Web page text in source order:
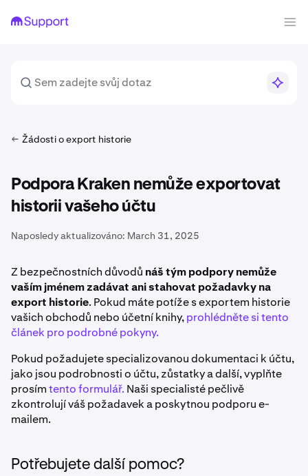
Žádosti o export historie
Podpora Kraken nemůže exportovat
historii vašeho účtu
Naposledy aktualizováno: March 31, 2025
Z bezpečnostních důvodů náš tým podpory nemůže
vaším jménem zadávat ani stahovat požadavky na
export historie. Pokud máte potíže s exportem historie
vašich obchodů nebo účetní knihy,prohlédněte si tento
článek pro podrobné pokyny.
Pokud požadujete specializovanou dokumentaci k účtu,
jako jsou podrobnosti o účtu, zůstatky a další, vyplňte
prosímtento formulář. Naši specialisté pečlivě
zkontrolují váš požadavek a poskytnou podporu e-
mailem.
Potřebujete další pomoc?